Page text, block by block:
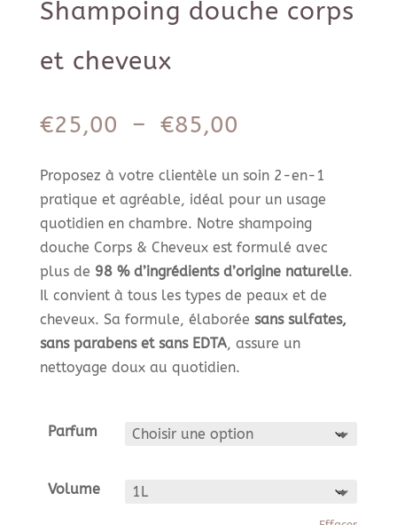
Shampoing douche corps
et cheveux
€25,00 – €85,00
prix :
€25,00
à
€85,00
Proposez à votre clientèle un soin 2-en-1
pratique et agréable, idéal pour un usage
quotidien en chambre. Notre shampoing
douche Corps & Cheveux est formulé avec
plus de 98 % d’ingrédients d’origine naturelle.
Il convient à tous les types de peaux et de
cheveux. Sa formule, élaborée sans sulfates,
sans parabens et sans EDTA, assure un
nettoyage doux au quotidien.
Parfum
Volume